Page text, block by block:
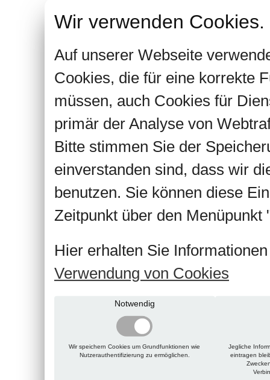
Wir verwenden Cookies.
Auf unserer Webseite
Cookies, die für eine korrekte
müssen, auch Cookies für
primär der Analyse von
Bitte stimmen Sie der
einverstanden sind, dass wir
benutzen. Sie können diese
Zeitpunkt über den Menüpunkt
Hier erhalten Sie
Verwendung von Cookies
Notwendig
Wir speichern Cookies um Grundfunktionen wie
Nutzerauthentifizierung zu ermöglichen.
Jegliche
eintragen